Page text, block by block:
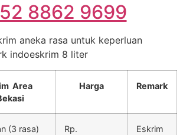
8862 9699
aneka rasa untuk keperluan
indoeskrim 8 liter
Area
Harga Remark
(3 rasa)
Rp.
Eskrim